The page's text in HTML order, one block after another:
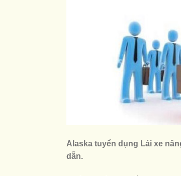
Alaska tuyển dụng Lái xe
dẫn.